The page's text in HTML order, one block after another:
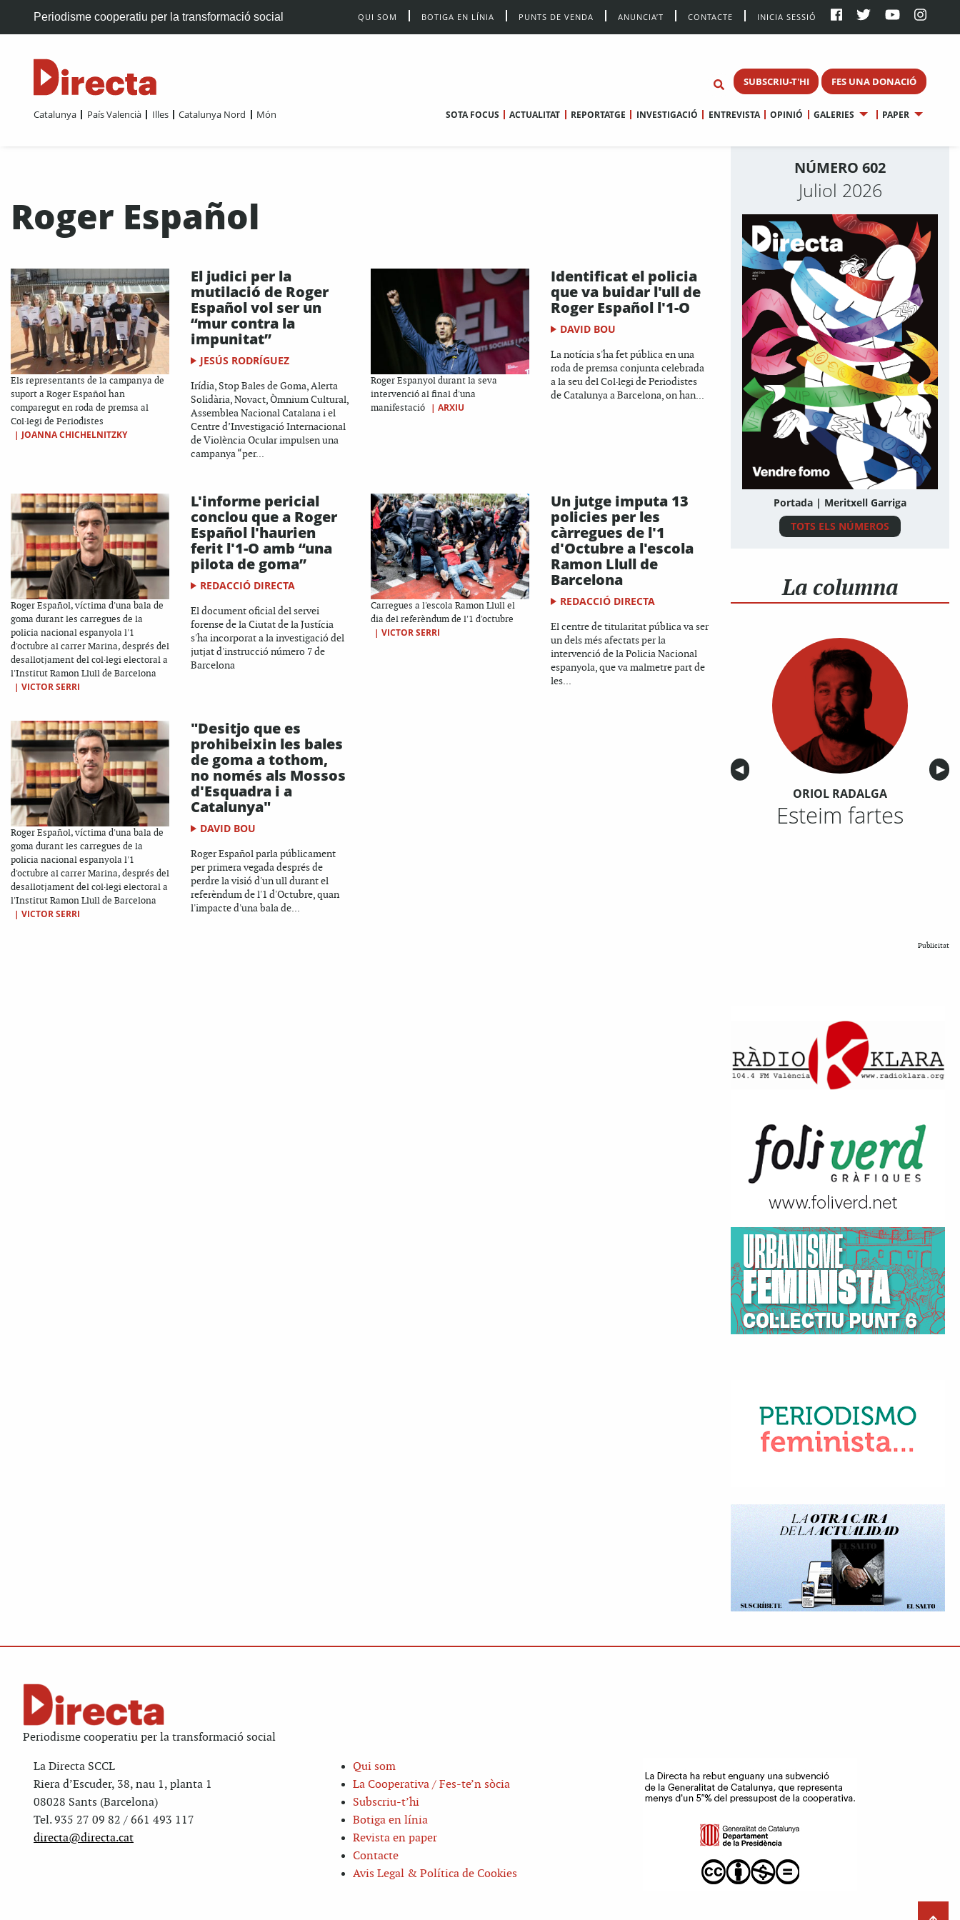
Periodisme cooperatiu per la transformació social QUI SOM BOTIGA EN LÍNIA PUNTS DE VENDA ANUNCIA’T CONTACTE INICIA SESSIÓ
SUBSCRIU-T'HI FES UNA DONACIÓ
Catalunya País Valencià Illes Catalunya Nord Món SOTA FOCUS ACTUALITAT REPORTATGE INVESTIGACIÓ ENTREVISTA OPINIÓ GALERIES PAPER
Roger Español
Els representants de la campanya de
suport a Roger Español han
comparegut en roda de premsa al
Col·legi de Periodistes
| JOANNA CHICHELNITZKY
El judici per la
mutilació de Roger
Español vol ser un
“mur contra la
impunitat”
JESÚS RODRÍGUEZ
Irídia, Stop Bales de Goma, Alerta
Solidària, Novact, Òmnium Cultural,
Assemblea Nacional Catalana i el
Centre d’Investigació Internacional
de Violència Ocular impulsen una
campanya “per...
Roger Espanyol durant la seva
intervenció al final d'una
manifestació
| ARXIU
Identificat el policia
que va buidar l'ull de
Roger Español l'1-O
DAVID BOU
La notícia s'ha fet pública en una
roda de premsa conjunta celebrada
a la seu del Col·legi de Periodistes
de Catalunya a Barcelona, on han...
Roger Español, víctima d'una bala de
goma durant les carregues de la
policia nacional espanyola l'1
d'octubre al carrer Marina, després del
desallotjament del col·legi electoral a
l'Institut Ramon Llull de Barcelona
| VICTOR SERRI
L'informe pericial
conclou que a Roger
Español l'haurien
ferit l'1-O amb “una
pilota de goma”
REDACCIÓ DIRECTA
El document oficial del servei
forense de la Ciutat de la Justícia
s'ha incorporat a la investigació del
jutjat d'instrucció número 7 de
Barcelona
Carregues a l'escola Ramon Llull el
dia del referèndum de l'1 d'octubre
| VICTOR SERRI
Un jutge imputa 13
policies per les
càrregues de l'1
d'Octubre a l'escola
Ramon Llull de
Barcelona
REDACCIÓ DIRECTA
El centre de titularitat pública va ser
un dels més afectats per la
intervenció de la Policia Nacional
espanyola, que va malmetre part de
les...
Roger Español, víctima d'una bala de
goma durant les carregues de la
policia nacional espanyola l'1
d'octubre al carrer Marina, després del
desallotjament del col·legi electoral a
l'Institut Ramon Llull de Barcelona
| VICTOR SERRI
"Desitjo que es
prohibeixin les bales
de goma a tothom,
no només als Mossos
d'Esquadra i a
Catalunya"
DAVID BOU
Roger Español parla públicament
per primera vegada després de
perdre la visió d'un ull durant el
referèndum de l'1 d'Octubre, quan
l'impacte d'una bala de...
NÚMERO 602
Juliol 2026
Portada | Meritxell Garriga
TOTS ELS NÚMEROS
La columna
Anterior
◀︎ ▶︎
ORIOL RADALGA
Esteim fartes
Publicitat
Periodisme cooperatiu per la transformació social
La Directa SCCL
Riera d’Escuder, 38, nau 1, planta 1
08028 Sants (Barcelona)
Tel. 935 27 09 82 / 661 493 117
directa@directa.cat
Qui som
La Cooperativa / Fes-te’n sòcia
Subscriu-t’hi
Botiga en línia
Revista en paper
Contacte
Avis Legal & Política de Cookies